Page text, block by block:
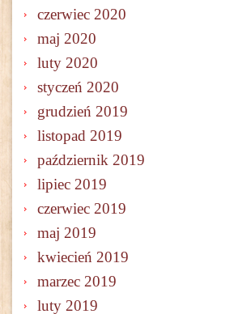
czerwiec 2020
maj 2020
luty 2020
styczeń 2020
grudzień 2019
listopad 2019
październik 2019
lipiec 2019
czerwiec 2019
maj 2019
kwiecień 2019
marzec 2019
luty 2019